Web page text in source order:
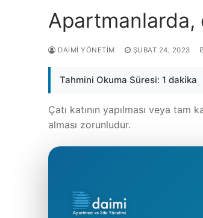
Apartmanlarda,
DAIMI YÖNETIM ŞUBAT 24, 2023
Tahmini Okuma Süresi: 1 dakika
Çatı katının yapılması veya
alması zorunludur.